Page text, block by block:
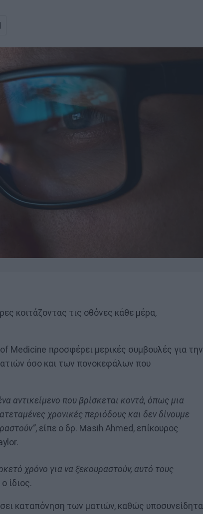
κοιτάζοντας τις οθόνες κάθε μέρα,
Medicine προσφέρει μερικές συμβουλές για την
όσο και των πονοκεφάλων που
αντικείμενο που βρίσκεται κοντά, όπως μια
χρονικές περιόδους και δεν δίνουμε
, είπε ο δρ. Masih Ahmed, επίκουρος
χρόνο για να ξεκουραστούν, αυτό τους
ίδιος.
καταπόνηση των ματιών, καθώς υποσυνείδητα